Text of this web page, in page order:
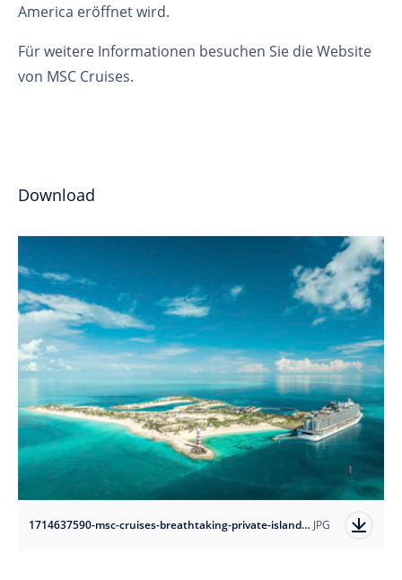
America eröffnet wird.
Für weitere Informationen besuchen Sie die Website
von MSC Cruises.
Download
1714637590-msc-cruises-breathtaking-private-island-ocean-cay-msc-marine-reserve-offers-guests-the-ultimate-caribbean-escape?auto=format JPG